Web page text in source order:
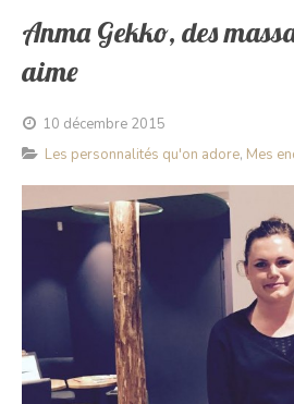
Anma Gekko, des
aime
10 décembre 2015
Les personnalités qu'on adore, Mes